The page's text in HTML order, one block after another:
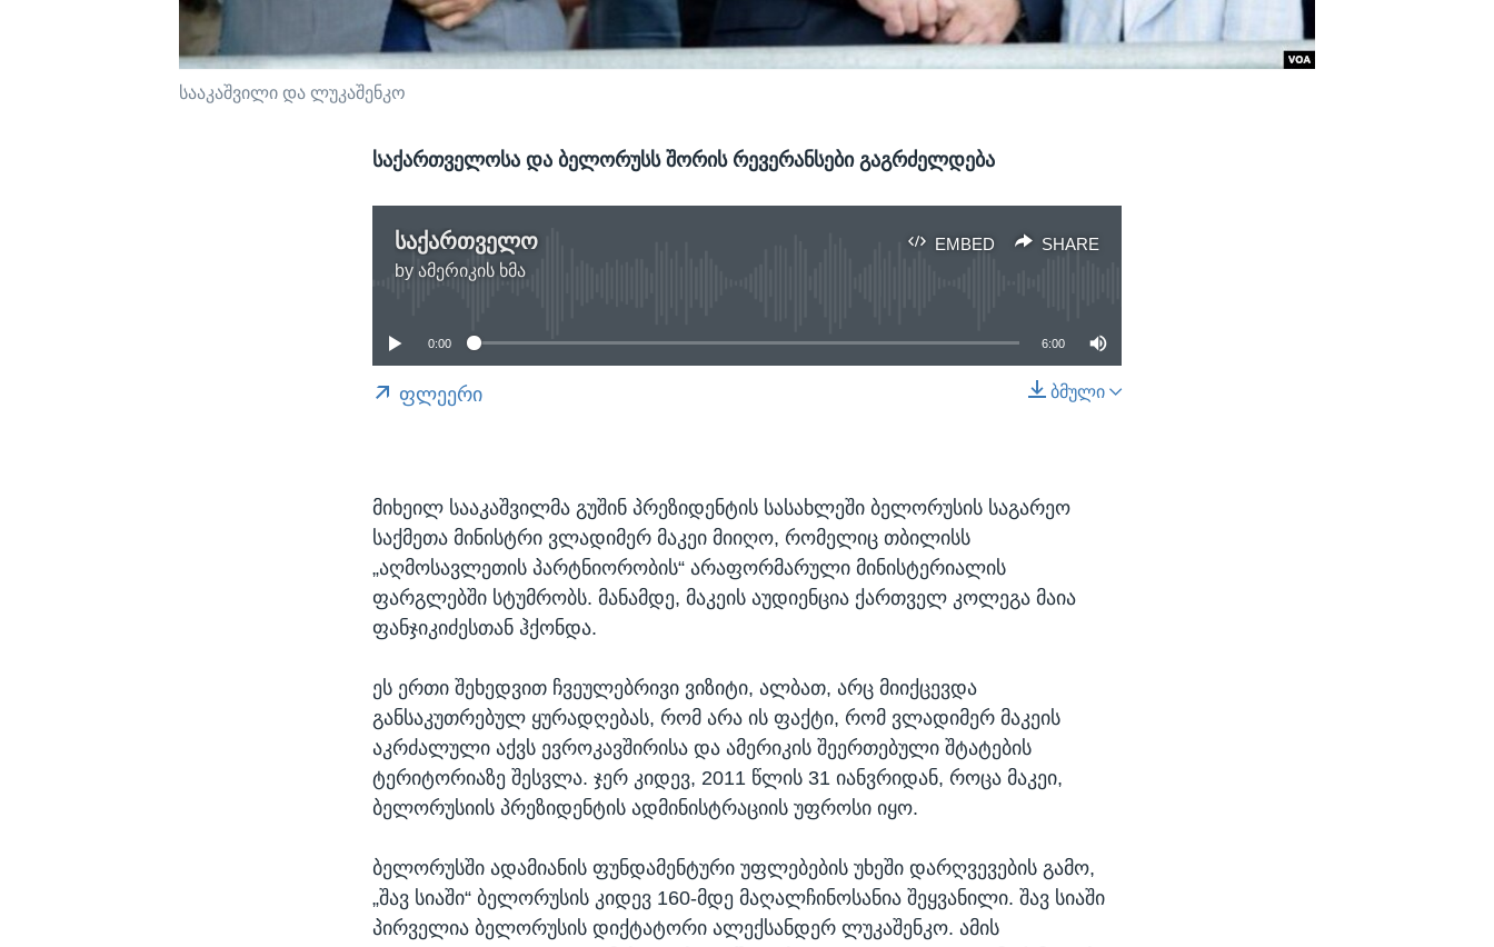
სააკაშვილი და ლუკაშენკო
საქართველოსა და ბელორუსს შორის რევერანსები გაგრძელდება
EMBED SHARE
საქართველო
byამერიკის ხმა
SHARE
0:00 6:00
ბმული
ფლეერი
მიხეილ სააკაშვილმა გუშინ პრეზიდენტის სასახლეში ბელორუსის საგარეო
საქმეთა მინისტრი ვლადიმერ მაკეი მიიღო, რომელიც თბილისს
„აღმოსავლეთის პარტნიორობის“ არაფორმარული მინისტერიალის
ფარგლებში სტუმრობს. მანამდე, მაკეის აუდიენცია ქართველ კოლეგა მაია
ფანჯიკიძესთან ჰქონდა.
ეს ერთი შეხედვით ჩვეულებრივი ვიზიტი, ალბათ, არც მიიქცევდა
განსაკუთრებულ ყურადღებას, რომ არა ის ფაქტი, რომ ვლადიმერ მაკეის
აკრძალული აქვს ევროკავშირისა და ამერიკის შეერთებული შტატების
ტერიტორიაზე შესვლა. ჯერ კიდევ, 2011 წლის 31 იანვრიდან, როცა მაკეი,
ბელორუსიის პრეზიდენტის ადმინისტრაციის უფროსი იყო.
ბელორუსში ადამიანის ფუნდამენტური უფლებების უხეში დარღვევების გამო,
„შავ სიაში“ ბელორუსის კიდევ 160-მდე მაღალჩინოსანია შეყვანილი. შავ სიაში
პირველია ბელორუსის დიქტატორი ალექსანდერ ლუკაშენკო. ამის